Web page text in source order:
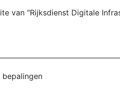
van "Rijksdienst Digitale
bepalingen